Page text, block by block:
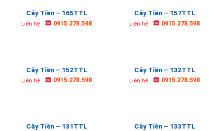
Cây Tiền – 165TTL
Liên hệ 0915.278.598
Cây Tiền – 157TTL
Liên hệ 0915.278.598
Cây Tiền – 152TTL
Liên hệ 0915.278.598
Cây Tiền – 132TTL
Liên hệ 0915.278.598
Cây Tiền – 131TTL Cây Tiền – 133TTL